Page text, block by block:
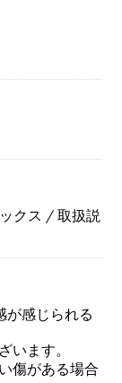
クス / 取扱説
が感じられる
います。
傷がある場合